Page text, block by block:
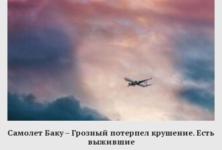
Самолет Баку – Грозный потерпел крушение. Есть
выжившие